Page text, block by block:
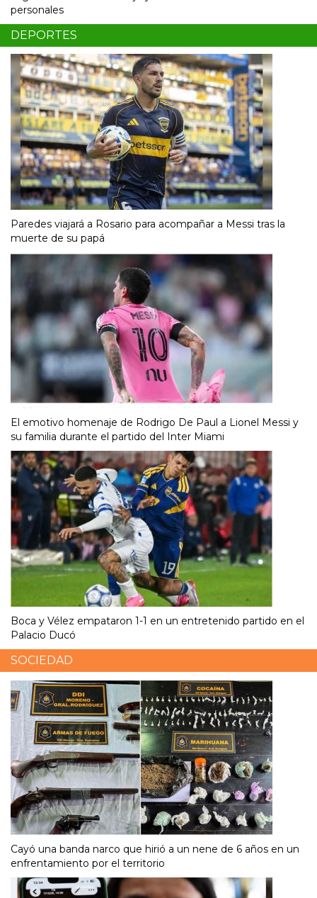
personales
DEPORTES
Paredes viajará a Rosario para acompañar a Messi tras la
muerte de su papá
El emotivo homenaje de Rodrigo De Paul a Lionel Messi y
su familia durante el partido del Inter Miami
Boca y Vélez empataron 1-1 en un entretenido partido en el
Palacio Ducó
SOCIEDAD
Cayó una banda narco que hirió a un nene de 6 años en un
enfrentamiento por el territorio